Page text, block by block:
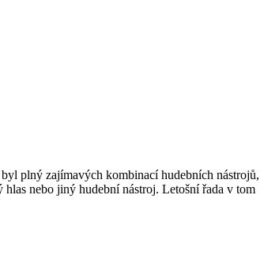
plný zajímavých kombinací hudebních nástrojů,
nebo jiný hudební nástroj. Letošní řada v tom